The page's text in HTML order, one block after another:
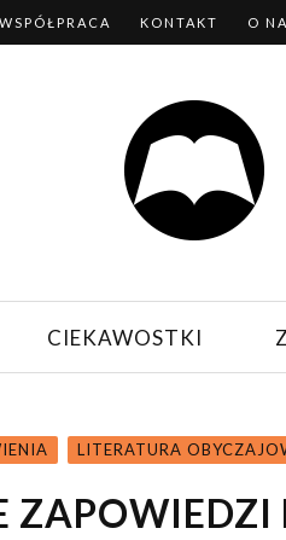
WSPÓŁPRACA KONTAKT O
CIEKAWOSTKI
LITERATURA
ZAPOWIEDZI